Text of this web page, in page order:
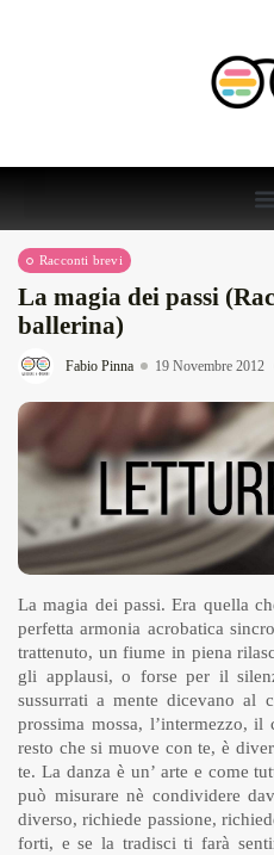
Racconti brevi
La magia dei passi
ballerina)
Fabio Pinna 19 Novembre 2012
La magia dei passi. Era quella
perfetta armonia acrobatica
trattenuto, un fiume in piena
gli applausi, o forse per il
sussurrati a mente dicevano al
prossima mossa, l’intermezzo,
resto che si muove con te, è
te. La danza è un’ arte e come
può misurare nè condividere
diverso, richiede passione,
forti, e se la tradisci ti farà